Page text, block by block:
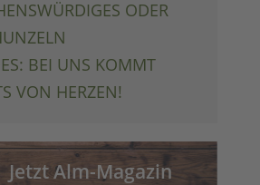
ODER
BEI UNS KOMMT
VON HERZEN!
Jetzt Alm-Magazin